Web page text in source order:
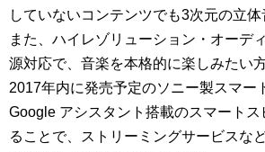
していないコンテンツでも3次元の立体
また、ハイレゾリューション・オーデ
源対応で、音楽を本格的に楽しみたい
2017年内に発売予定のソニー製スマー
Google アシスタント搭載のスマート
ることで、ストリーミングサービスな